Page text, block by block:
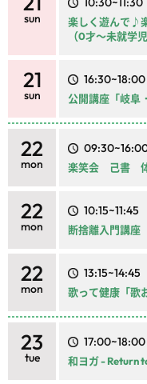
sun
楽しく遊んで♪
（0才～未就学児
21
sun
16:30~18:00
公開講座「岐阜
22
mon 楽笑会 己書
22
mon
10:15~11:45
断捨離入門講座
22
mon
13:15~14:45
歌って健康「歌
23
tue
17:00~18:00
和ヨガ - Return